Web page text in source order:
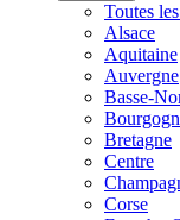
Toutes
Alsace
Aquitaine
Auvergne
Basse-
Bretagne
Centre
Corse